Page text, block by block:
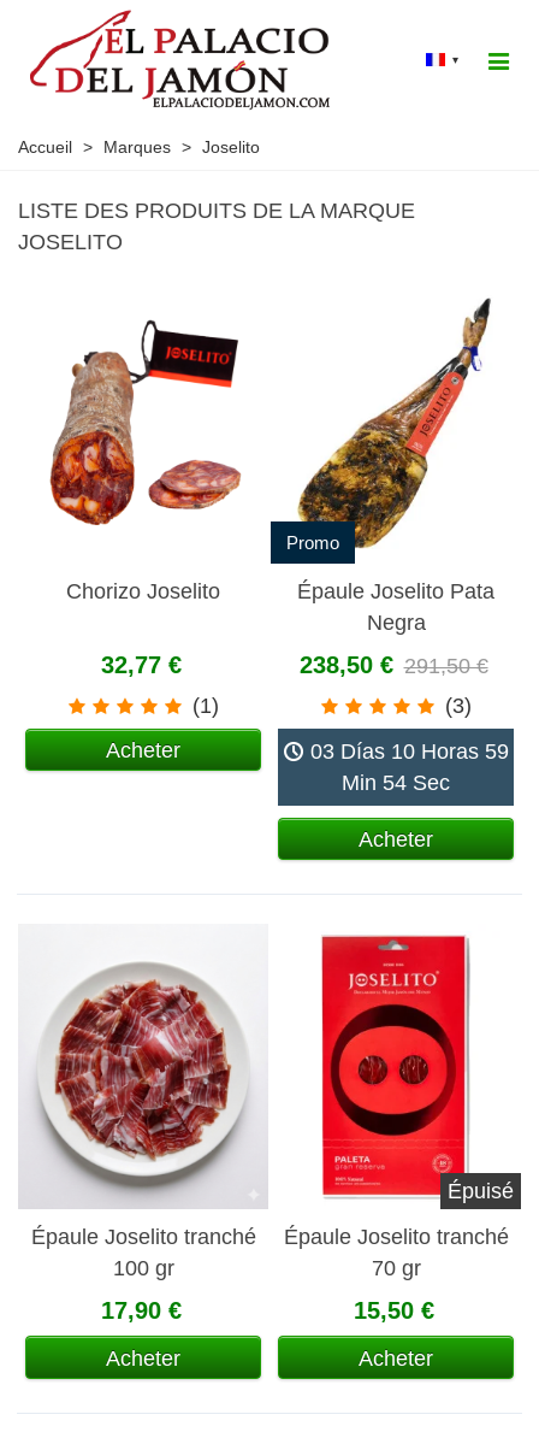
▾
Accueil > Marques > Joselito
LISTE DES PRODUITS DE LA MARQUE
JOSELITO
Chorizo Joselito
32,77 €
(1)
Acheter
Promo
Épaule Joselito Pata
Negra
238,50 € 291,50 €
(3)
03 Días 10 Horas 59
Min 54 Sec
Acheter
Épaule Joselito tranché
100 gr
17,90 €
Acheter
Épuisé
Épaule Joselito tranché
70 gr
15,50 €
Acheter